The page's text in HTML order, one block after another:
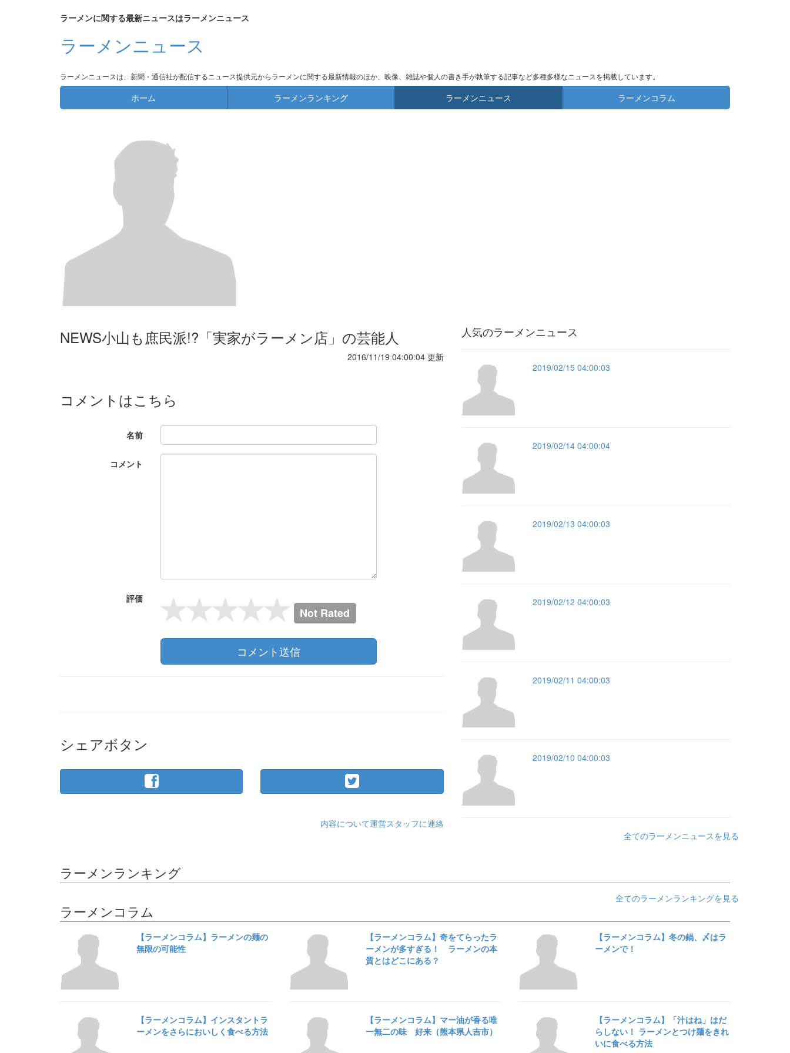
ラーメンに関する最新ニュースはラーメンニュース
ラーメンニュース
ラーメンニュースは、新聞・通信社が配信するニュース提供元からラーメンに関する最新情報のほか、映像、雑誌や個人の書き手が執筆する記事など多種多様なニュースを掲載しています。
ホーム ラーメンランキング ラーメンニュース ラーメンコラム
NEWS小山も庶民派!?「実家がラーメン店」の芸能人
2016/11/19 04:00:04 更新
コメントはこちら
名前
コメント
評価
Not Rated
コメント送信
シェアボタン
内容について運営スタッフに連絡
人気のラーメンニュース
2019/02/15 04:00:03
2019/02/14 04:00:04
2019/02/13 04:00:03
2019/02/12 04:00:03
2019/02/11 04:00:03
2019/02/10 04:00:03
全てのラーメンニュースを見る
ラーメンランキング
全てのラーメンランキングを見る
ラーメンコラム
【ラーメンコラム】ラーメンの麺の
無限の可能性
【ラーメンコラム】奇をてらったラ
ーメンが多すぎる！ ラーメンの本
質とはどこにある？
【ラーメンコラム】冬の鍋、〆はラ
ーメンで！
【ラーメンコラム】インスタントラ
ーメンをさらにおいしく食べる方法
【ラーメンコラム】マー油が香る唯
一無二の味 好来（熊本県人吉市）
【ラーメンコラム】「汁はね」はだ
らしない！ ラーメンとつけ麺をきれ
いに食べる方法